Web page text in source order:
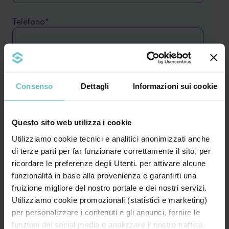
Consenso Dettagli Informazioni sui cookie
Questo sito web utilizza i cookie
Utilizziamo cookie tecnici e analitici anonimizzati anche
di terze parti per far funzionare correttamente il sito, per
ricordare le preferenze degli Utenti. per attivare alcune
funzionalità in base alla provenienza e garantirti una
fruizione migliore del nostro portale e dei nostri servizi.
Utilizziamo cookie promozionali (statistici e marketing)
per personalizzare i contenuti e gli annunci, fornire le
funzioni dei social media e analizzare il nostro traffico.
Telefono*
* Acconsento al trattamento dei miei dati
personali secondo quanto specificato nell'
informativa